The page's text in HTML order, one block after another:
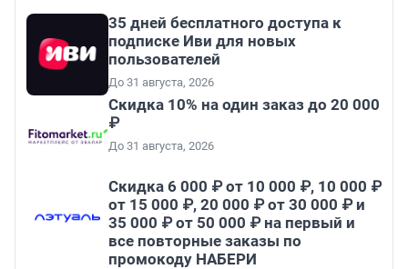
35 дней бесплатного доступа к
подписке Иви для новых
пользователей
До 31 августа, 2026
Скидка 10% на один заказ до 20 000
₽
До 31 августа, 2026
Скидка 6 000 ₽ от 10 000 ₽, 10 000 ₽
от 15 000 ₽, 20 000 ₽ от 30 000 ₽ и
35 000 ₽ от 50 000 ₽ на первый и
все повторные заказы по
промокоду НАБЕРИ